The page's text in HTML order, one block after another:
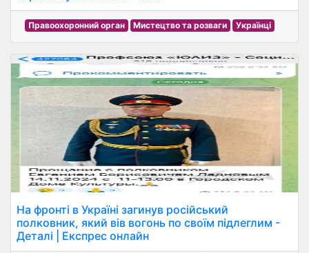
Правоохоронний орган Мистецтво та розваги Українці
На фронті в Україні загинув російський
полковник, який вів вогонь по своїм підлеглим -
Деталі | Експрес онлайн